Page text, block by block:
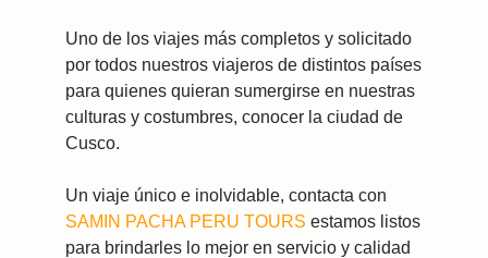
Uno de los viajes más completos y solicitado
por todos nuestros viajeros de distintos países
para quienes quieran sumergirse en nuestras
culturas y costumbres, conocer la ciudad de
Cusco.
Un viaje único e inolvidable, contacta con
SAMIN PACHA PERU TOURS estamos listos
para brindarles lo mejor en servicio y calidad